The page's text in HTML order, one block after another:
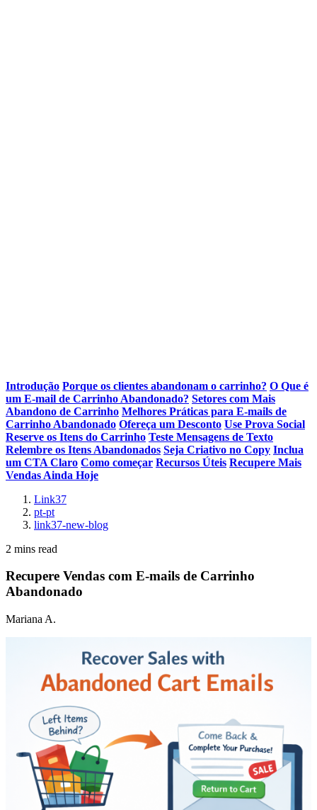
Introdução Porque os clientes abandonam o carrinho? O Que é
um E-mail de Carrinho Abandonado? Setores com Mais
Abandono de Carrinho Melhores Práticas para E-mails de
Carrinho Abandonado Ofereça um Desconto Use Prova Social
Reserve os Itens do Carrinho Teste Mensagens de Texto
Relembre os Itens Abandonados Seja Criativo no Copy Inclua
um CTA Claro Como começar Recursos Úteis Recupere Mais
Vendas Ainda Hoje
Link37
pt-pt
link37-new-blog
2 mins read
Recupere Vendas com E-mails de Carrinho
Abandonado
Mariana A.